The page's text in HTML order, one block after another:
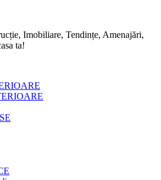
Imobiliare, Tendințe, Amenajări,
ta!